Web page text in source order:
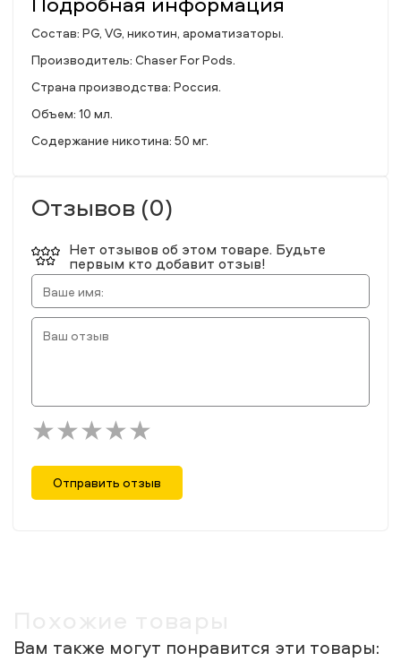
Состав: PG, VG, никотин, ароматизаторы.
Производитель: Chaser For Pods.
Страна производства: Россия.
Объем: 10 мл.
Содержание никотина: 50 мг.
Отзывов (0)
Нет отзывов об этом товаре. Будьте
первым кто добавит отзыв!
Отправить отзыв
Вам также могут понравится эти товары: